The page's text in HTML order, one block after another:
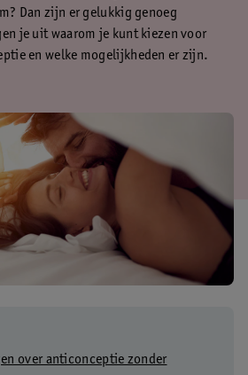
Dan zijn er gelukkig genoeg
je uit waarom je kunt kiezen voor
en welke mogelijkheden er zijn.
over anticonceptie zonder